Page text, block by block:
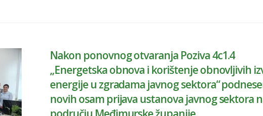
Nakon ponovnog otvaranja Poziva 4c1.4
„Energetska obnova i korištenje obnovljivih
energije u zgradama javnog sektora“
novih osam prijava ustanova javnog sektora